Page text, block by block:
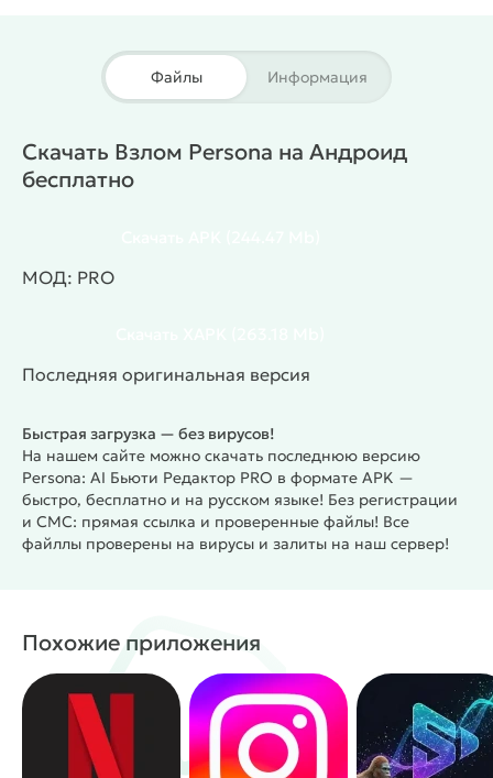
яркостью, контрастом и резкостью. Инструменты
подходят для селфи, портретов и коротких видео.
быстрый результат без сложных действий.
Инструменты редактирования
Приложение
цветовые эффекты. Функция удаления объектов
оптимальные параметры. ИИ создаёт
одного снимка. Особенности:
Фильтры для фото и видео
Коррекция лица и фигуры
Изменение причёски
Настройка цвета и света
Файлы Информация
Скачать Взлом Persona на Андроид
бесплатно
МОД: PRO
Последняя оригинальная версия
Быстрая загрузка — без вирусов!
На нашем сайте можно скачать последнюю версию
Persona: AI Бьюти Редактор PRO в формате APK —
быстро, бесплатно и на русском языке! Без регистрации
и СМС: прямая ссылка и проверенные файлы! Все
файллы проверены на вирусы и залиты на наш сервер!
Похожие приложения